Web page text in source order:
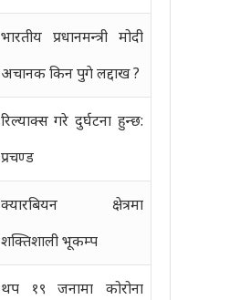
भारतीय प्रधानमन्त्री मोदी
अचानक किन पुगे लद्दाख ?
रिल्याक्स गरे दुर्घटना हुन्छ:
प्रचण्ड
क्यारबियन क्षेत्रमा
शक्तिशाली भूकम्प
थप १९ जनामा कोरोना